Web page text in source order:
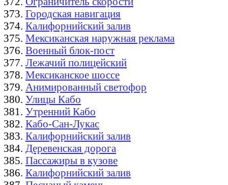
Городская навигация
Калифорнийский залив
Мексиканская наружная реклама
Военный блок-пост
Лежачий полицейский
Мексиканское шоссе
Анимированный светофор
Улицы Кабо
Утренний Кабо
Кабо-Сан-Лукас
Калифорнийский залив
Деревенская дорога
Пассажиры в кузове
Калифорнийский залив